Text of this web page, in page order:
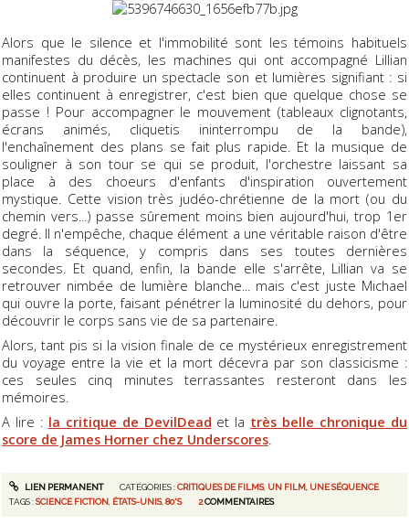
Alors que le silence et l'immobilité sont les témoins habituels
manifestes du décès, les machines qui ont accompagné Lillian
continuent à produire un spectacle son et lumières signifiant : si
elles continuent à enregistrer, c'est bien que quelque chose se
passe ! Pour accompagner le mouvement (tableaux clignotants,
écrans animés, cliquetis ininterrompu de la bande),
l'enchaînement des plans se fait plus rapide. Et la musique de
souligner à son tour se qui se produit, l'orchestre laissant sa
place à des choeurs d'enfants d'inspiration ouvertement
mystique. Cette vision très judéo-chrétienne de la mort (ou du
chemin vers...) passe sûrement moins bien aujourd'hui, trop 1er
degré. Il n'empêche, chaque élément a une véritable raison d'être
dans la séquence, y compris dans ses toutes dernières
secondes. Et quand, enfin, la bande elle s'arrête, Lillian va se
retrouver nimbée de lumière blanche... mais c'est juste Michael
qui ouvre la porte, faisant pénétrer la luminosité du dehors, pour
découvrir le corps sans vie de sa partenaire.
Alors, tant pis si la vision finale de ce mystérieux enregistrement
du voyage entre la vie et la mort décevra par son classicisme :
ces seules cinq minutes terrassantes resteront dans les
mémoires.
A lire : la critique de DevilDead et la très belle chronique du
score de James Horner chez Underscores.
LIEN PERMANENT CATÉGORIES :CRITIQUES DE FILMS, UN FILM, UNE SÉQUENCE
TAGS :SCIENCE FICTION ÉTATS-UNIS,80'S 2COMMENTAIRES